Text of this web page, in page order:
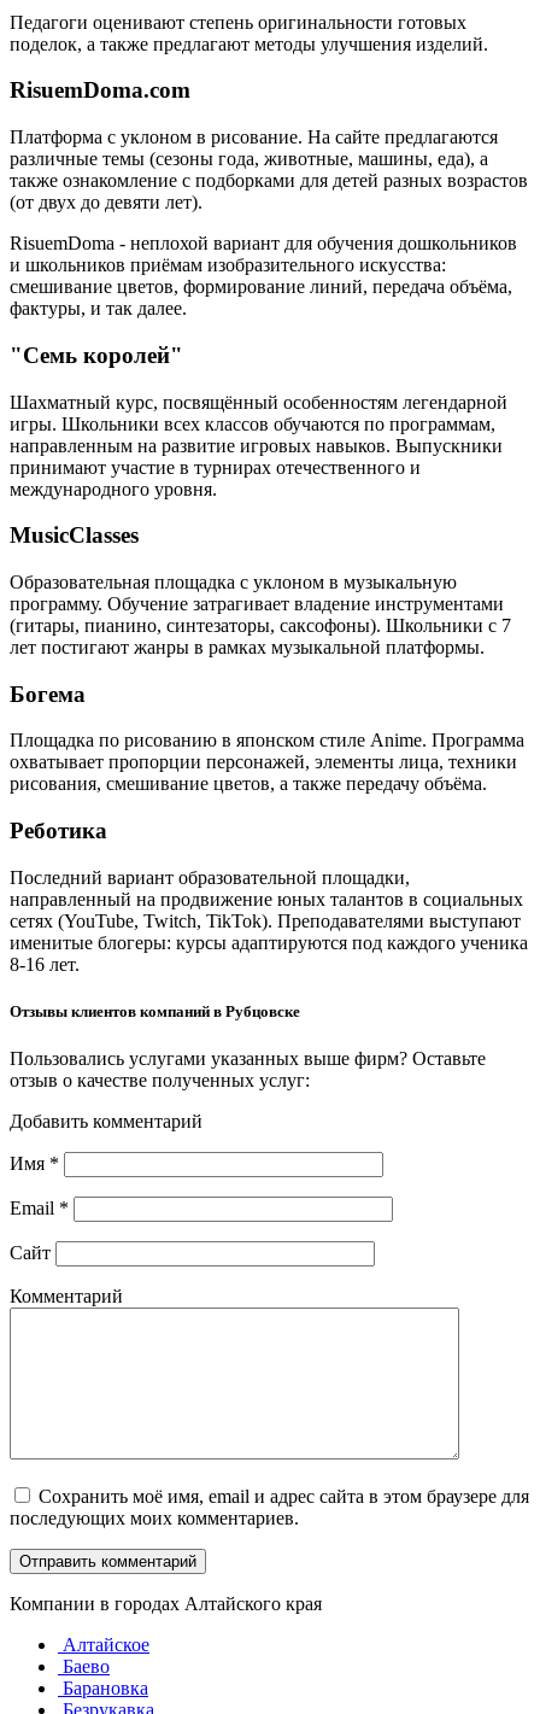
Педагоги оценивают степень оригинальности готовых
поделок, а также предлагают методы улучшения изделий.
RisuemDoma.com
Платформа с уклоном в рисование. На сайте предлагаются
различные темы (сезоны года, животные, машины, еда), а
также ознакомление с подборками для детей разных возрастов
(от двух до девяти лет).
RisuemDoma - неплохой вариант для обучения дошкольников
и школьников приёмам изобразительного искусства:
смешивание цветов, формирование линий, передача объёма,
фактуры, и так далее.
"Семь королей"
Шахматный курс, посвящённый особенностям легендарной
игры. Школьники всех классов обучаются по программам,
направленным на развитие игровых навыков. Выпускники
принимают участие в турнирах отечественного и
международного уровня.
MusicClasses
Образовательная площадка с уклоном в музыкальную
программу. Обучение затрагивает владение инструментами
(гитары, пианино, синтезаторы, саксофоны). Школьники с 7
лет постигают жанры в рамках музыкальной платформы.
Богема
Площадка по рисованию в японском стиле Anime. Программа
охватывает пропорции персонажей, элементы лица, техники
рисования, смешивание цветов, а также передачу объёма.
Реботика
Последний вариант образовательной площадки,
направленный на продвижение юных талантов в социальных
сетях (YouTube, Twitch, TikTok). Преподавателями выступают
именитые блогеры: курсы адаптируются под каждого ученика
8-16 лет.
Отзывы клиентов компаний в Рубцовске
Пользовались услугами указанных выше фирм? Оставьте
отзыв о качестве полученных услуг:
Добавить комментарий
Имя *
Email *
Сайт
Комментарий
Сохранить моё имя, email и адрес сайта в этом браузере для
последующих моих комментариев.
Компании в городах Алтайского края
Алтайское
Баево
Барановка